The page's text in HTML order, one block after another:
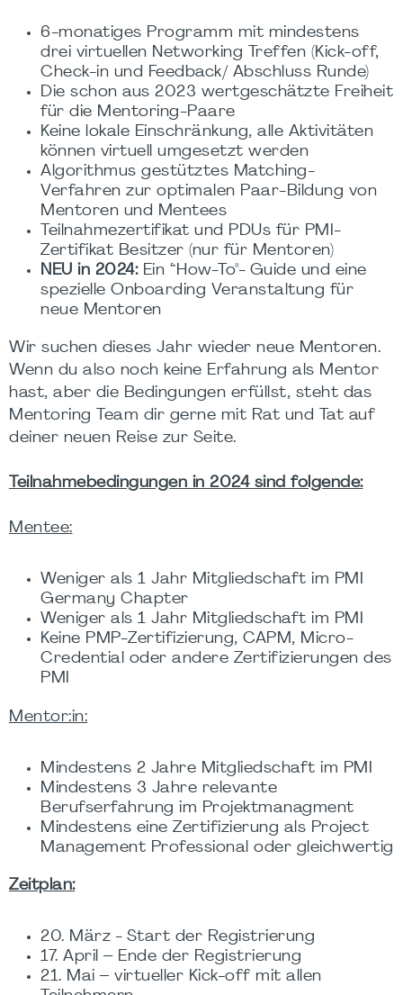
6-monatiges Programm mit mindestens
drei virtuellen Networking Treffen (Kick-off,
Check-in und Feedback/ Abschluss Runde)
Die schon aus 2023 wertgeschätzte Freiheit
für die Mentoring-Paare
Keine lokale Einschränkung, alle Aktivitäten
können virtuell umgesetzt werden
Algorithmus gestütztes Matching-
Verfahren zur optimalen Paar-Bildung von
Mentoren und Mentees
Teilnahmezertifikat und PDUs für PMI-
Zertifikat Besitzer (nur für Mentoren)
NEU in 2024:Ein “How-To"- Guide und eine
spezielle Onboarding Veranstaltung für
neue Mentoren
Wir suchen dieses Jahr wieder neue Mentoren.
Wenn du also noch keine Erfahrung als Mentor
hast, aber die Bedingungen erfüllst, steht das
Mentoring Team dir gerne mit Rat und Tat auf
deiner neuen Reise zur Seite.
Teilnahmebedingungen in 2024 sind folgende:
Mentee:
Weniger als 1 Jahr Mitgliedschaft im PMI
Germany Chapter
Weniger als 1 Jahr Mitgliedschaft im PMI
Keine PMP-Zertifizierung, CAPM, Micro-
Credential oder andere Zertifizierungen des
PMI
Mentor:in:
Mindestens 2 Jahre Mitgliedschaft im PMI
Mindestens 3 Jahre relevante
Berufserfahrung im Projektmanagment
Mindestens eine Zertifizierung als Project
Management Professional oder gleichwertig
Zeitplan:
20. März - Start der Registrierung
17. April – Ende der Registrierung
21. Mai – virtueller Kick-off mit allen